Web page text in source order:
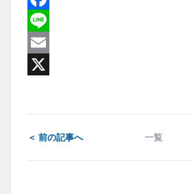
Facebook
Line
Email
＜ 前の記事へ 一覧